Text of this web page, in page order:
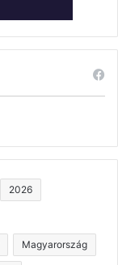
2026
Magyarország